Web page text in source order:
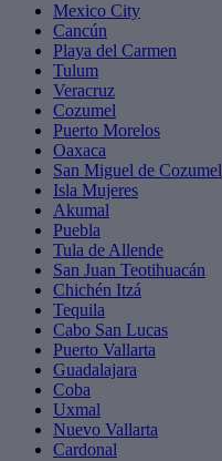
Mexico City
Cancún
Playa del Carmen
Tulum
Veracruz
Cozumel
Puerto Morelos
Oaxaca
San Miguel de Cozumel
Isla Mujeres
Akumal
Puebla
Tula de Allende
San Juan Teotihuacán
Chichén Itzá
Tequila
Cabo San Lucas
Puerto Vallarta
Guadalajara
Coba
Uxmal
Nuevo Vallarta
Cardonal